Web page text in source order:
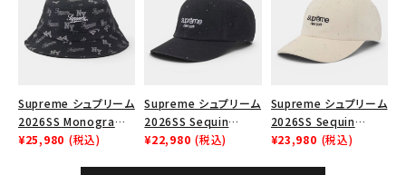
Supreme シュプリーム
2026SS Monogram
Crusher Hat モノグラ
¥25,980 (税込)
Supreme シュプリーム
2026SS Sequin
Denim Classic Logo
¥22,980 (税込)
Supreme シュプリーム
2026SS Sequin
Denim Classic Logo
¥23,980 (税込)